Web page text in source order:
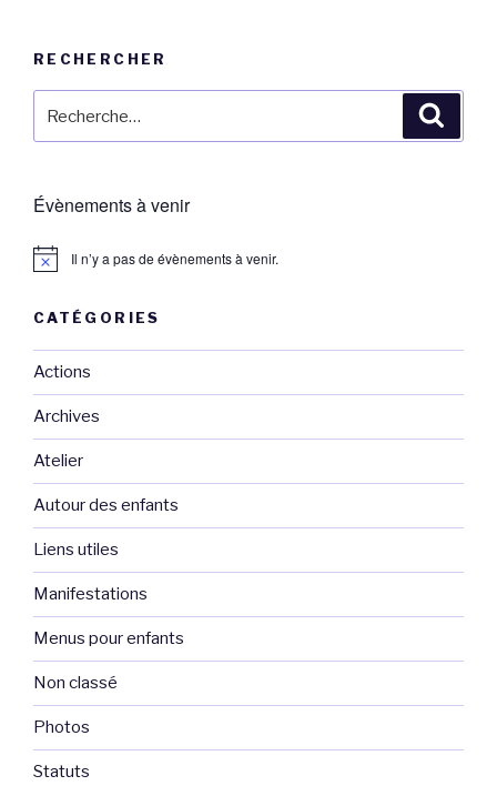
RECHERCHER
pour
Évènements à venir
Il n’y a pas de évènements à venir.
CATÉGORIES
Actions
Archives
Atelier
Autour des enfants
Liens utiles
Manifestations
Menus pour enfants
Non classé
Photos
Statuts